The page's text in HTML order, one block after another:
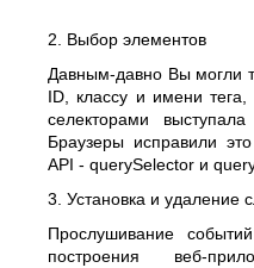
2. Выбор элементов
Давным-давно Вы могли
ID, классу и имени
селекторами
Браузеры исправили
API - querySelector и
3. Установка и удаление
Прослушивание
построения веб-